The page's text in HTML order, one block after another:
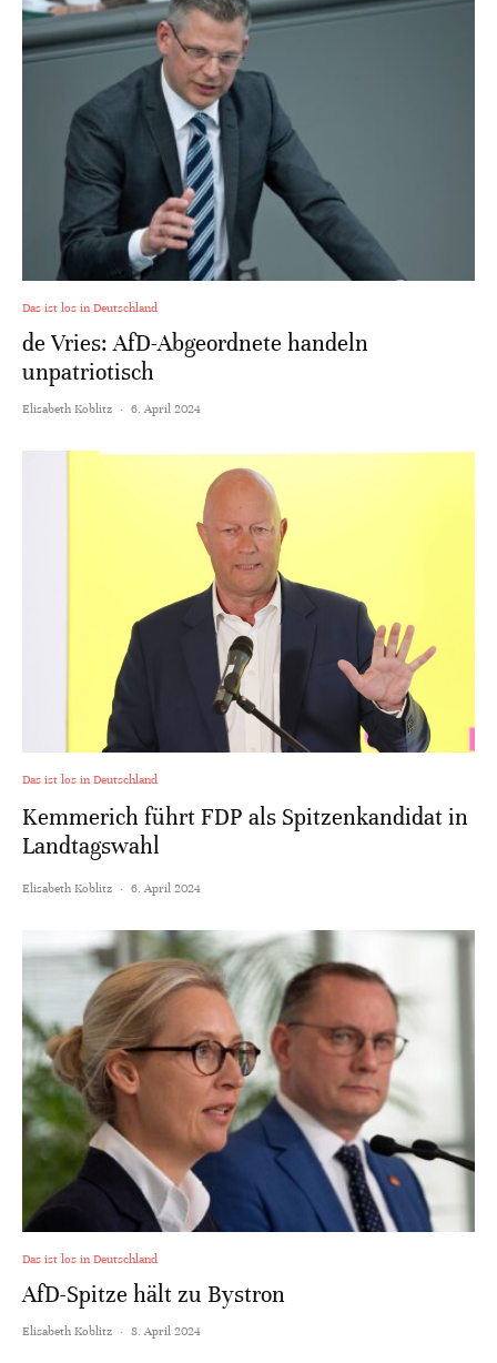
Das ist los in Deutschland
de Vries: AfD-Abgeordnete handeln
unpatriotisch
Elisabeth Koblitz · 6. April 2024
Das ist los in Deutschland
Kemmerich führt FDP als Spitzenkandidat in
Landtagswahl
Elisabeth Koblitz · 6. April 2024
Das ist los in Deutschland
AfD-Spitze hält zu Bystron
Elisabeth Koblitz · 8. April 2024